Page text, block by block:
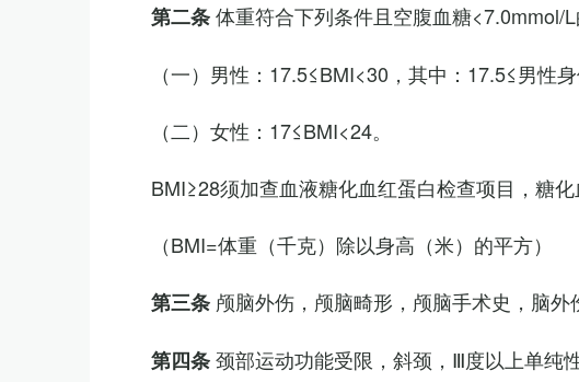
第二条体重符合下列条件且空腹血糖<7.0mmol/L
（一）男性：17.5≤BMI<30，其中：17.5≤男性
（二）女性：17≤BMI<24。
BMI≥28须加查血液糖化血红蛋白检查项目，糖化
（BMI=体重（千克）除以身高（米）的平方）
第三条 颅脑外伤，颅脑畸形，颅脑手术史，脑外
第四条颈部运动功能受限，斜颈，Ⅲ度以上单纯